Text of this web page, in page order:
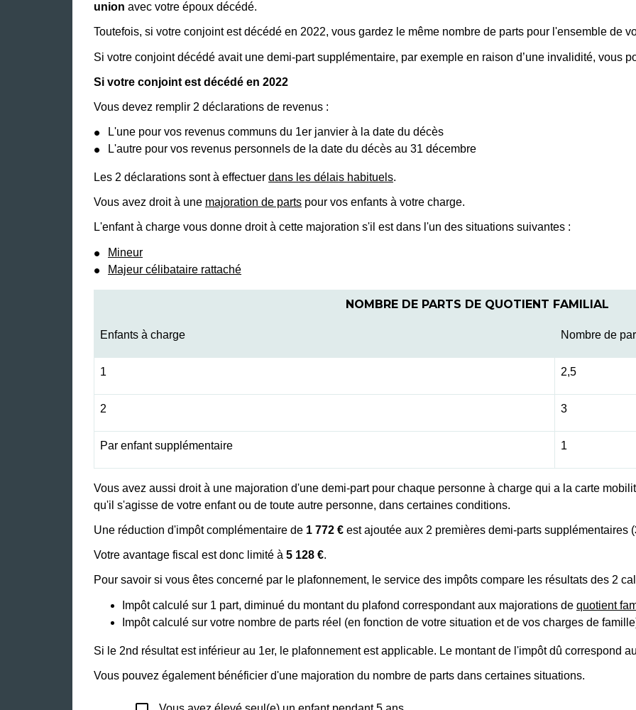
union avec votre époux décédé.
Toutefois, si votre conjoint est décédé en 2022, vous gardez le même nombre de parts pour l'ensemble de
Si votre conjoint décédé avait une demi-part supplémentaire, par exemple en raison d’une invalidité, vous
Si votre conjoint est décédé en 2022
Vous devez remplir 2 déclarations de revenus :
L'une pour vos revenus communs du 1er janvier à la date du décès
L'autre pour vos revenus personnels de la date du décès au 31 décembre
Les 2 déclarations sont à effectuer dans les délais habituels.
Vous avez droit à une majoration de parts pour vos enfants à votre charge.
L'enfant à charge vous donne droit à cette majoration s'il est dans l'un des situations suivantes :
Mineur
Majeur célibataire rattaché
NOMBRE DE PARTS DE QUOTIENT FAMILIAL
Enfants à charge Nombre de
1 2,5
2 3
Par enfant supplémentaire 1
Vous avez aussi droit à une majoration d'une demi-part pour chaque personne à charge qui a la carte
qu'il s'agisse de votre enfant ou de toute autre personne, dans certaines conditions.
Une réduction d'impôt complémentaire de 1 772 € est ajoutée aux 2 premières demi-parts supplémentaires (
Votre avantage fiscal est donc limité à 5 128 €.
Pour savoir si vous êtes concerné par le plafonnement, le service des impôts compare les résultats des 2
Impôt calculé sur 1 part, diminué du montant du plafond correspondant aux majorations de quotient
Impôt calculé sur votre nombre de parts réel (en fonction de votre situation et de vos charges de
Si le 2nd résultat est inférieur au 1er, le plafonnement est applicable. Le montant de l'impôt dû correspond
Vous pouvez également bénéficier d'une majoration du nombre de parts dans certaines situations.